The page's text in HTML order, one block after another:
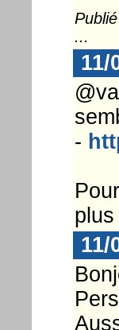
...
11/
-
11/